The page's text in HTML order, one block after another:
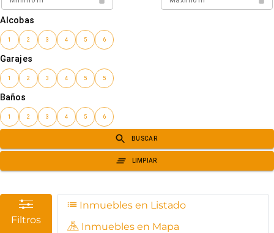
Filtros
Inmuebles en Listado
Inmuebles en Mapa